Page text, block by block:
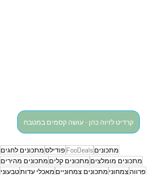
קרדיט לזיוה כהן - עושה קסמים במטבח
מתכונים FooDeals פודילסמתכונים לחגים
מתכונים מומלצים מתכונים קלים מתכונים מהירים
פרווה צמחוני מתכונים צמחוניים מאכלי עדותטבעוני